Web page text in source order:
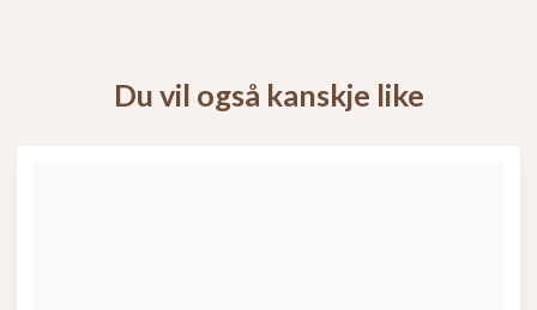
Du vil også kanskje like